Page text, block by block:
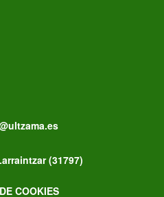
(31797)
COOKIES